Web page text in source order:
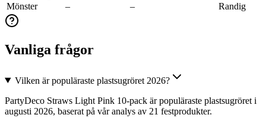
Mönster
– – Randig
Vanliga frågor
Vilken är populäraste plastsugröret 2026?
PartyDeco Straws Light Pink 10-pack är populäraste plastsugröret i
augusti 2026, baserat på vår analys av 21 festprodukter.